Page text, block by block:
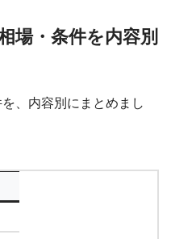
場・条件を内容別
、内容別にまとめまし